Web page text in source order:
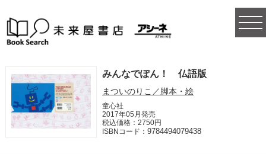
みんなでぽん！ 仏語版
まついのりこ／脚本・絵
童心社
2017年05月発売
税込価格：2750円
ISBNコード：9784494079438